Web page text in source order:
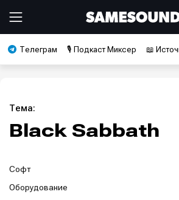
Телеграм 🎙️ Подкаст Миксер 📖
Тема:
Black Sabbath
Софт
Оборудование